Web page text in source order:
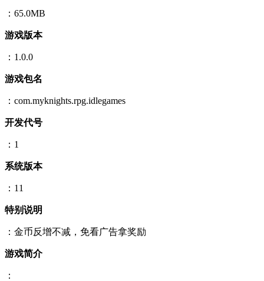
：65.0MB
游戏版本
：1.0.0
游戏包名
：com.myknights.rpg.idlegames
开发代号
：1
系统版本
：11
特别说明
：金币反增不减，免看广告拿奖励
游戏简介
：